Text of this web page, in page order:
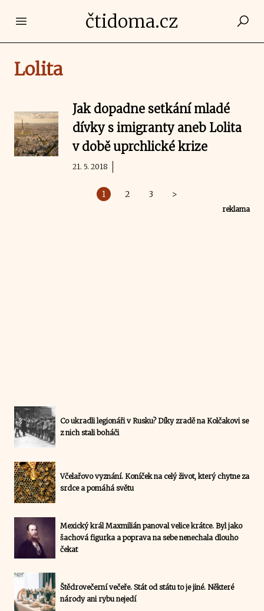
Open main menučtidoma.cz
Lolita
Jak dopadne setkání mladé
dívky s imigranty aneb Lolita
v době uprchlické krize
21. 5. 2018
1 2 3 >
reklama
Co ukradli legionáři v Rusku? Díky zradě na Kolčakovi se
z nich stali boháči
Včelařovo vyznání. Koníček na celý život, který chytne za
srdce a pomáhá světu
Mexický král Maxmilián panoval velice krátce. Byl jako
šachová figurka a poprava na sebe nenechala dlouho
čekat
Štědrovečerní večeře. Stát od státu to je jiné. Některé
národy ani rybu nejedí